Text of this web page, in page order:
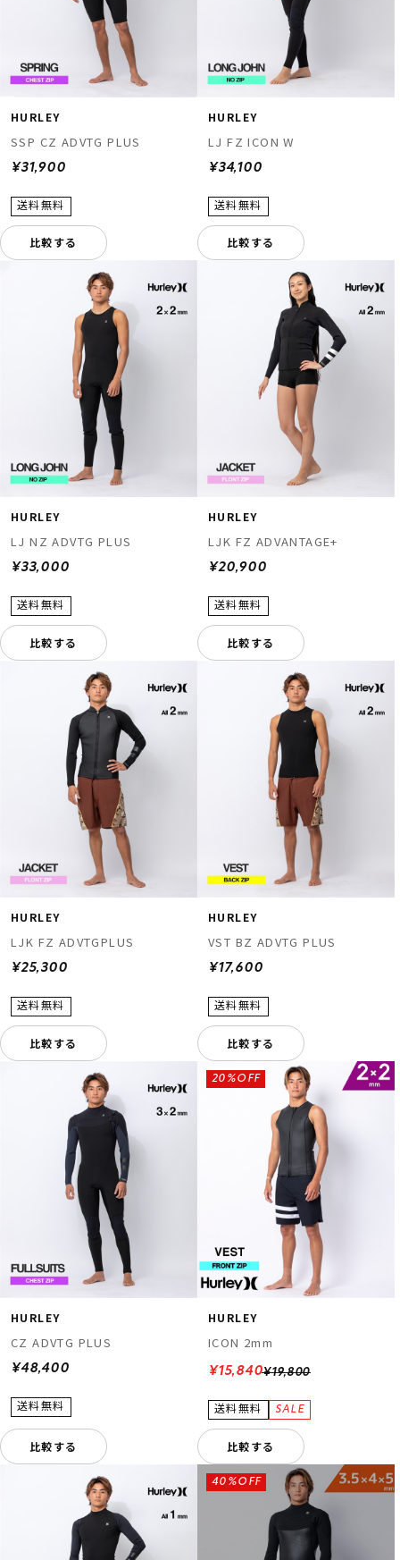
HURLEY
SSP CZ ADVTG PLUS
¥31,900
比較する
HURLEY
LJ FZ ICON W
¥34,100
比較する
HURLEY
LJ NZ ADVTG PLUS
¥33,000
比較する
HURLEY
LJK FZ ADVANTAGE+
¥20,900
比較する
HURLEY
LJK FZ ADVTGPLUS
¥25,300
比較する
HURLEY
VST BZ ADVTG PLUS
¥17,600
比較する
HURLEY
CZ ADVTG PLUS
¥48,400
比較する
HURLEY
ICON 2mm
¥19,800
20%OFF
¥15,840
比較する
40%OFF